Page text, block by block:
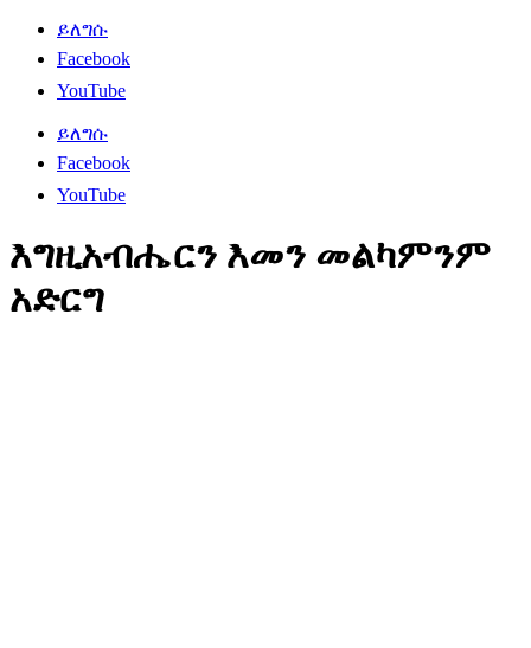
ይለግሱ
Facebook
YouTube
ይለግሱ
Facebook
YouTube
እግዚአብሔርን እመን መልካምንም
አድርግ